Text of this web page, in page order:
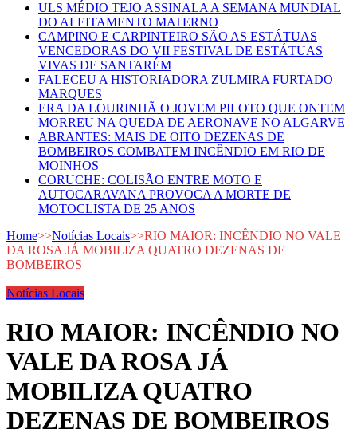
ULS MÉDIO TEJO ASSINALA A SEMANA MUNDIAL
DO ALEITAMENTO MATERNO
CAMPINO E CARPINTEIRO SÃO AS ESTÁTUAS
VENCEDORAS DO VII FESTIVAL DE ESTÁTUAS
VIVAS DE SANTARÉM
FALECEU A HISTORIADORA ZULMIRA FURTADO
MARQUES
ERA DA LOURINHÃ O JOVEM PILOTO QUE ONTEM
MORREU NA QUEDA DE AERONAVE NO ALGARVE
ABRANTES: MAIS DE OITO DEZENAS DE
BOMBEIROS COMBATEM INCÊNDIO EM RIO DE
MOINHOS
CORUCHE: COLISÃO ENTRE MOTO E
AUTOCARAVANA PROVOCA A MORTE DE
MOTOCLISTA DE 25 ANOS
Home>>Notícias Locais>>RIO MAIOR: INCÊNDIO NO VALE
DA ROSA JÁ MOBILIZA QUATRO DEZENAS DE
BOMBEIROS
Notícias Locais
RIO MAIOR: INCÊNDIO NO
VALE DA ROSA JÁ
MOBILIZA QUATRO
DEZENAS DE BOMBEIROS